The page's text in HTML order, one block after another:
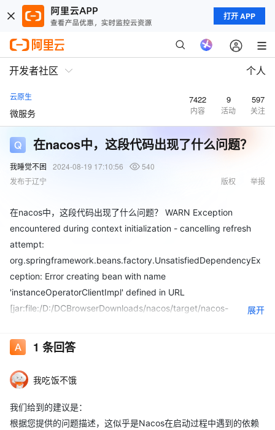
打开 APP
开发者社区 个人
云原生
微服务
7422
内容
9
活动
597
关注
在nacos中，这段代码出现了什么问题？
我睡觉不困 2024-08-19 17:10:56
540
发布于辽宁
举报
版权
在nacos中，这段代码出现了什么问题？ WARN Exception
encountered during context initialization - cancelling refresh
attempt:
org.springframework.beans.factory.UnsatisfiedDependencyEx
ception: Error creating bean with name
'instanceOperatorClientImpl' defined in URL
[jar:file:/D:/DCBrowserDownloads/nacos/target/nacos-
2.2.3.jar!/com/alibaba/nacos/naming/core/InstanceOperatorCli
entImpl.class]: Unsatisfied dependency expressed through
constructor parameter 1; nested exception is
org.springframework.beans.factory.UnsatisfiedDependencyEx
ception: Error creating bean with name
'clientOperationServiceProxy' defined in URL
展开
1 条回答
我吃饭不饿
我们给到的建议是：
根据您提供的问题描述，这似乎是Nacos在启动过程中遇到的依赖